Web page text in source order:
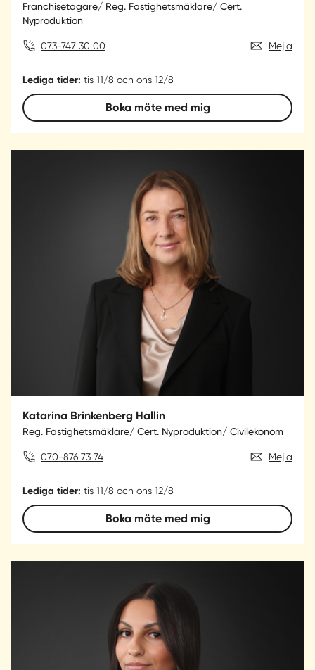
Franchisetagare/ Reg. Fastighetsmäklare/ Cert.
Nyproduktion
073-747 30 00 Mejla
Lediga tider: tis 11/8 och ons 12/8
Boka möte med mig
Katarina Brinkenberg Hallin
Reg. Fastighetsmäklare/ Cert. Nyproduktion/ Civilekonom
070-876 73 74 Mejla
Lediga tider: tis 11/8 och ons 12/8
Boka möte med mig